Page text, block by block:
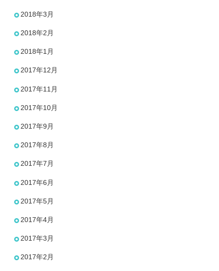
2018年3月
2018年2月
2018年1月
2017年12月
2017年11月
2017年10月
2017年9月
2017年8月
2017年7月
2017年6月
2017年5月
2017年4月
2017年3月
2017年2月